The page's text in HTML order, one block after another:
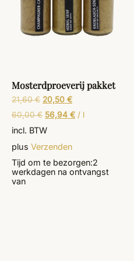
Mosterdproeverij pakket
21,60€ 20,50 €
60,00€ 56,94 € / l
incl. BTW
plus Verzenden
Tijd om te bezorgen:2
werkdagen na ontvangst
van